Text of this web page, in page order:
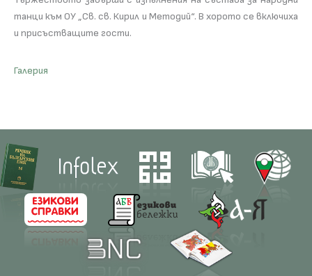
танци към ОУ „Св. св. Кирил и Методий“. В хорото се включиха
и присъстващите гости.
Галерия